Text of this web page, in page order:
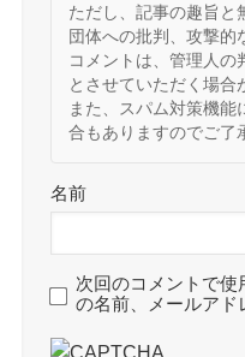
ただし、記事の趣旨と
団体への批判、攻撃的
コメントは、管理人の
とさせていただく場合
また、スパム対策機能
合もありますのでご了
名前
次回のコメントで使
の名前、メールアド